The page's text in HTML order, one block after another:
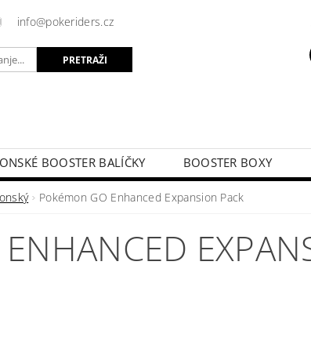
info@pokeriders.cz
BOOSTER BALÍČKY
BOOSTER BOXY
KARTY HOTOVÉ BALÍČKY
Pokémon GO Enhanced Expansion Pack